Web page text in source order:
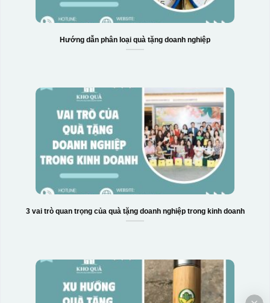
Hướng dẫn phân loại quà tặng doanh nghiệp
3 vai trò quan trọng của quà tặng doanh nghiệp trong kinh doanh